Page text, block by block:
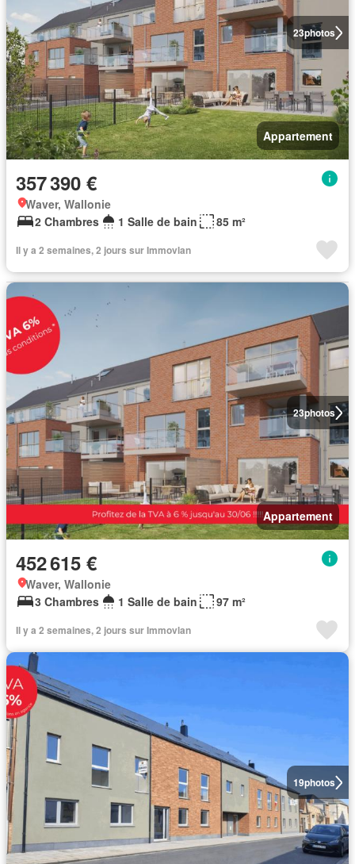
23photos
Appartement
357 390 €
Waver, Wallonie
2 Chambres
1 Salle de bain 85 m²
Il y a 2 semaines, 2 jours sur Immovlan
23photos
Appartement
452 615 €
Waver, Wallonie
3 Chambres
1 Salle de bain 97 m²
Il y a 2 semaines, 2 jours sur Immovlan
19photos